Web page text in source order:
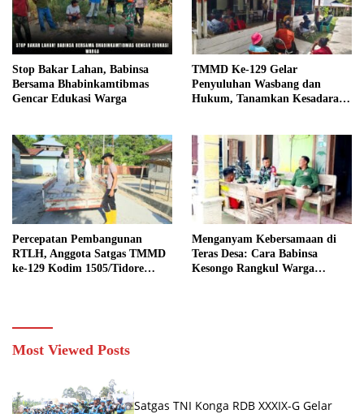
Stop Bakar Lahan, Babinsa
Bersama Bhabinkamtibmas
Gencar Edukasi Warga
TMMD Ke-129 Gelar
Penyuluhan Wasbang dan
Hukum, Tanamkan Kesadaran
Percepatan Pembangunan
RTLH, Anggota Satgas TMMD
ke-129 Kodim 1505/Tidore
Menganyam Kebersamaan di
Teras Desa: Cara Babinsa
Kesongo Rangkul Warga
Most Viewed Posts
Satgas TNI Konga RDB XXXIX-G Gelar